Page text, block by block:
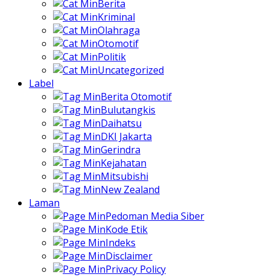
Berita
Kriminal
Olahraga
Otomotif
Politik
Uncategorized
Label
Berita Otomotif
Bulutangkis
Daihatsu
DKI Jakarta
Gerindra
Kejahatan
Mitsubishi
New Zealand
Laman
Pedoman Media Siber
Kode Etik
Indeks
Disclaimer
Privacy Policy